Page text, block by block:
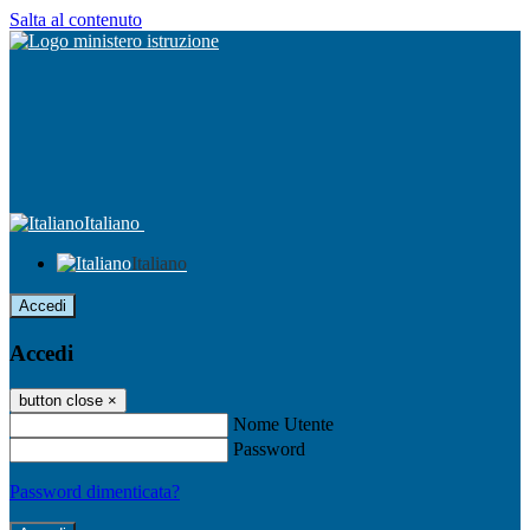
Salta al contenuto
Italiano
Italiano
Accedi
Accedi
button close ×
Nome Utente
Password
Password dimenticata?